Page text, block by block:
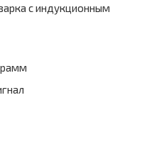
с индукционным